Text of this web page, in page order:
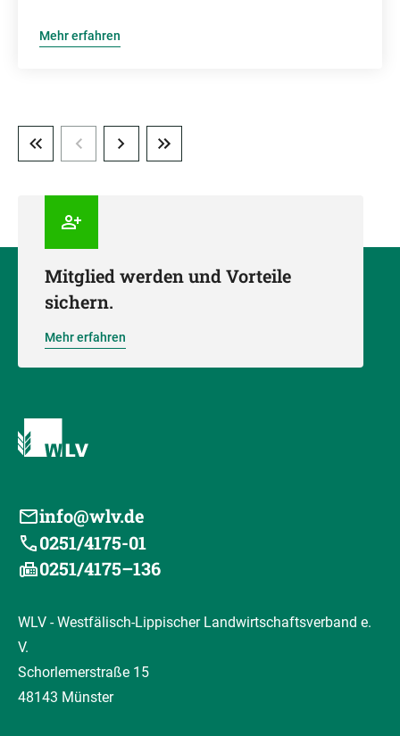
Mehr erfahren
Mitglied werden und Vorteile
sichern.
Mehr erfahren
info@wlv.de
0251/4175-01
0251/4175–136
WLV - Westfälisch-Lippischer Landwirtschaftsverband e.
V.
Schorlemerstraße 15
48143 Münster